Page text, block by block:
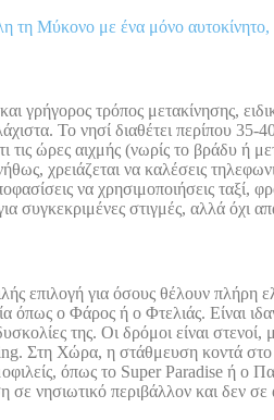
τη Μύκονο με ένα μόνο
γρήγορος τρόπος μετακίνησης,
Το νησί διαθέτει περίπου
τις ώρες αιχμής (νωρίς το βράδυ ή
χρειάζεται να καλέσεις
να χρησιμοποιήσεις ταξί,
συγκεκριμένες στιγμές, αλλά όχι
επιλογή για όσους θέλουν
όπως ο Φάρος ή ο Φτελιάς. Είναι
της. Οι δρόμοι είναι
Στη Χώρα, η στάθμευση κοντά στο
όπως το Super Paradise ή
σε νησιωτικό περιβάλλον και δεν